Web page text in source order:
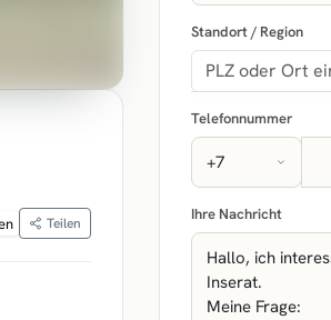
Teilen
Standort / Region
Telefonnummer
Ihre Nachricht